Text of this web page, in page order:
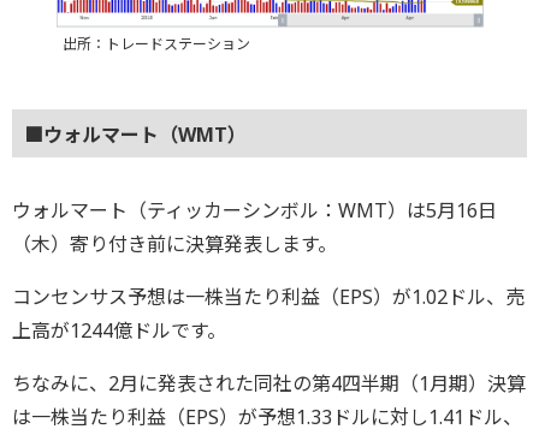
出所：トレードステーション
■ウォルマート（WMT）
ウォルマート（ティッカーシンボル：WMT）は5月16日
（木）寄り付き前に決算発表します。
コンセンサス予想は一株当たり利益（EPS）が1.02ドル、売
上高が1244億ドルです。
ちなみに、2月に発表された同社の第4四半期（1月期）決算
は一株当たり利益（EPS）が予想1.33ドルに対し1.41ドル、